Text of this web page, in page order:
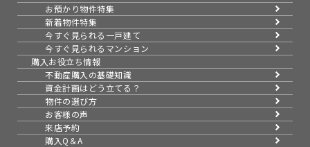
お預かり物件特集
新着物件特集
今すぐ見られる一戸建て
今すぐ見られるマンション
購入お役立ち情報
不動産購入の基礎知識
資金計画はどう立てる？
物件の選び方
お客様の声
来店予約
購入Q＆A